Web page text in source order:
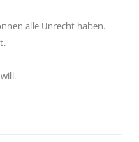
alle Unrecht haben.